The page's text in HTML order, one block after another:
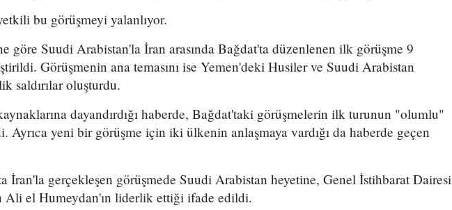
bu görüşmeyi yalanlıyor.
göre Suudi Arabistan'la İran arasında Bağdat'ta düzenlenen ilk görüşme 9
Görüşmenin ana temasını ise Yemen'deki Husiler ve Suudi Arabistan
saldırılar oluşturdu.
dayandırdığı haberde, Bağdat'taki görüşmelerin ilk turunun "olumlu"
Ayrıca yeni bir görüşme için iki ülkenin anlaşmaya vardığı da haberde geçen
İran'la gerçekleşen görüşmede Suudi Arabistan heyetine, Genel İstihbarat Dairesi
Ali el Humeydan'ın liderlik ettiği ifade edildi.